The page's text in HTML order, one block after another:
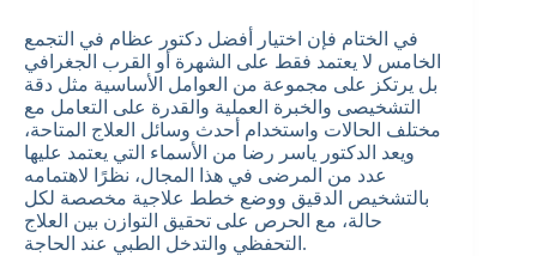
في الختام فإن اختيار أفضل دكتور عظام في التجمع
الخامس لا يعتمد فقط على الشهرة أو القرب الجغرافي
بل يرتكز على مجموعة من العوامل الأساسية مثل دقة
التشخيصى والخبرة العملية والقدرة على التعامل مع
مختلف الحالات واستخدام أحدث وسائل العلاج المتاحة،
ويعد الدكتور ياسر رضا من الأسماء التي يعتمد عليها
عدد من المرضى في هذا المجال، نظرًا لاهتمامه
بالتشخيص الدقيق ووضع خطط علاجية مخصصة لكل
حالة، مع الحرص على تحقيق التوازن بين العلاج
التحفظي والتدخل الطبي عند الحاجة.